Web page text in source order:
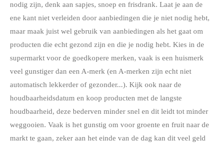
nodig zijn, denk aan sapjes, snoep en frisdrank. Laat je aan de
ene kant niet verleiden door aanbiedingen die je niet nodig hebt,
maar maak juist wel gebruik van aanbiedingen als het gaat om
producten die echt gezond zijn en die je nodig hebt. Kies in de
supermarkt voor de goedkopere merken, vaak is een huismerk
veel gunstiger dan een A-merk (en A-merken zijn echt niet
automatisch lekkerder of gezonder...). Kijk ook naar de
houdbaarheidsdatum en koop producten met de langste
houdbaarheid, deze bederven minder snel en dit leidt tot minder
weggooien. Vaak is het gunstig om voor groente en fruit naar de
markt te gaan, zeker aan het einde van de dag kan dit veel geld